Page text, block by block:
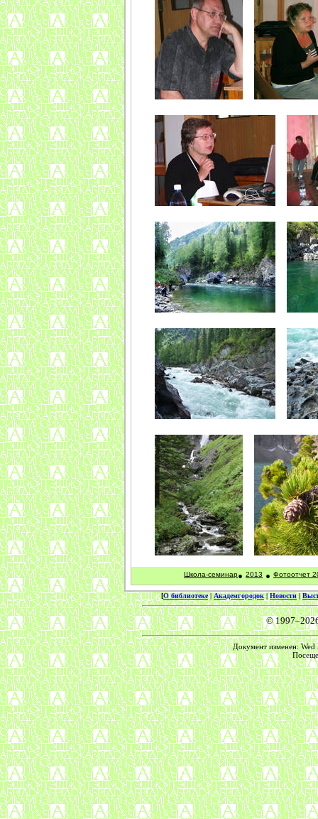
Школа-семинар• 2013 • Фотоотчет
[О библиотеке|Академгородок|Новости|
©
Документ изменен: